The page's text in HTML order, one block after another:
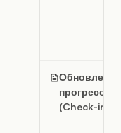
Обновление
прогресса
(Check-in)